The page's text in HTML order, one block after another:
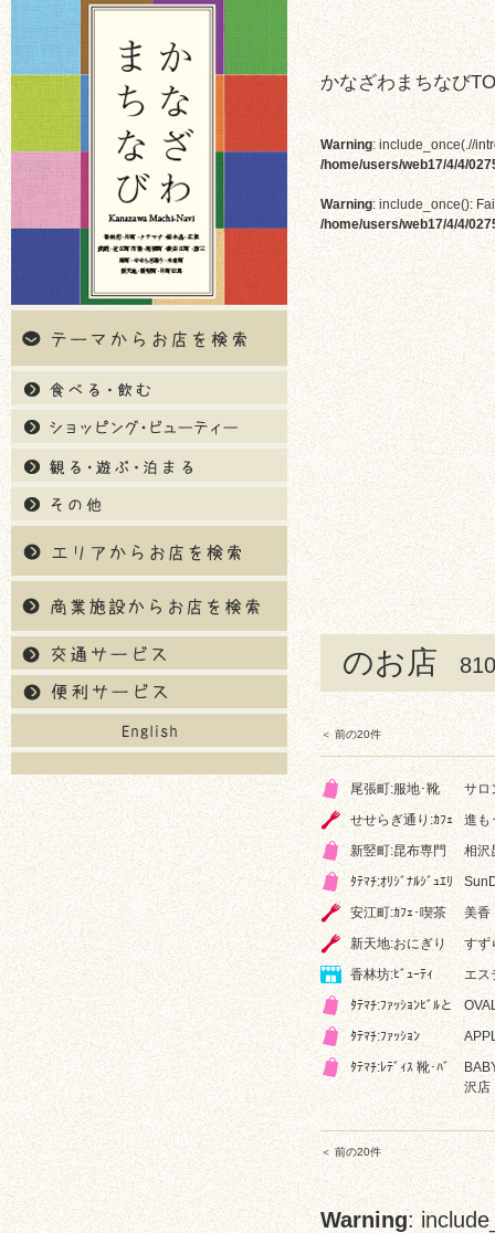
かなざわまちなび
Warning: include_once(.//
/home/users/web17/4/4/
Warning: include_once():
/home/users/web17/4/4/
のお店
＜ 前の20件
尾張町:服地･靴
サロ
せせらぎ通り:ｶﾌｪ
進も
新竪町:昆布専門
相沢
ﾀﾃﾏﾁ:ｵﾘｼﾞﾅﾙｼﾞｭｴﾘ
安江町:ｶﾌｪ･喫茶
美香
新天地:おにぎり
すず
香林坊:ﾋﾞｭｰﾃｨ
エス
ﾀﾃﾏﾁ:ﾌｧｯｼｮﾝﾋﾞﾙと
ﾀﾃﾏﾁ:ﾌｧｯｼｮﾝ
ﾀﾃﾏﾁ:ﾚﾃﾞｨｽ 靴･ﾊﾞ
沢店
＜ 前の20件
Warning: